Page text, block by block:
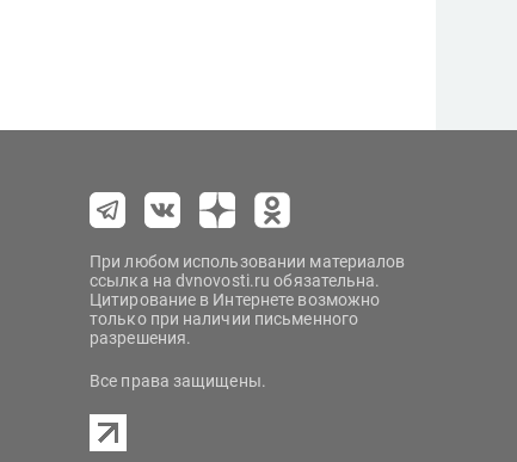
При любом использовании материалов
ссылка на dvnovosti.ru обязательна.
Цитирование в Интернете возможно
только при наличии письменного
разрешения.
Все права защищены.